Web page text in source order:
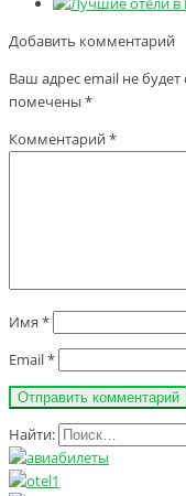
Добавить комментарий
Ваш адрес email не
помечены *
Комментарий*
Имя *
Email*
Найти: